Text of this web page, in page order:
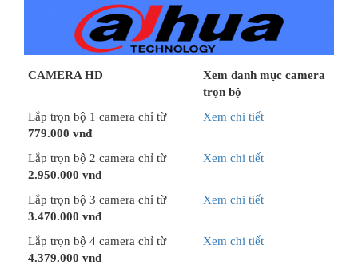
CAMERA HD
Xem danh mục camera
trọn bộ
Lắp trọn bộ 1 camera chỉ từ
779.000 vnđ
Xem chi tiết
Lắp trọn bộ 2 camera chỉ từ
2.950.000 vnđ
Xem chi tiết
Lắp trọn bộ 3 camera chỉ từ
3.470.000 vnđ
Xem chi tiết
Lắp trọn bộ 4 camera chỉ từ
4.379.000 vnđ
Xem chi tiết